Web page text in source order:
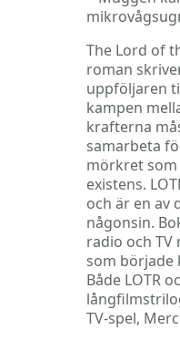
The Lord of
roman
uppföljaren
kampen
krafterna
samarbeta
mörkret
existens.
och är en av
någonsin.
radio och
som började
Både LOTR
TV-spel,